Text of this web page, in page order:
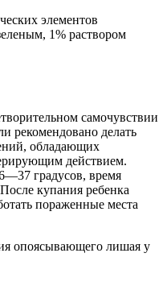
элементов
1% раствором
самочувствии
рекомендовано делать
обладающих
действием.
градусов, время
купания ребенка
пораженные места